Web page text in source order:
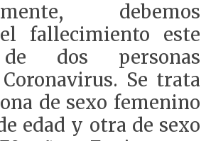
debemos
fallecimiento este
dos personas
Se trata
de sexo femenino
edad y otra de sexo